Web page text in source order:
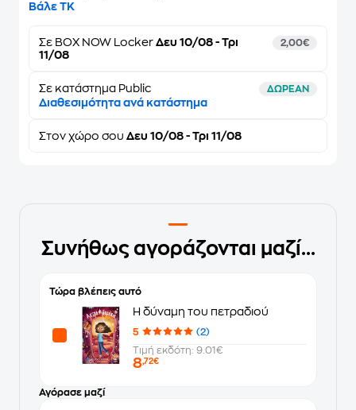
Βάλε ΤΚ
Σε BOX NOW Locker Δευ 10/08 - Τρι
11/08
2,00€
Σε κατάστημα Public ΔΩΡΕΑΝ
Διαθεσιμότητα ανά κατάστημα
Στον χώρο σου Δευ 10/08 - Τρι 11/08
Συνήθως αγοράζονται μαζί...
Τώρα βλέπεις αυτό
Η δύναμη του πετραδιού
5
(2)
Τιμή εκδότη: 9.01€
8,72€
Αγόρασε μαζί